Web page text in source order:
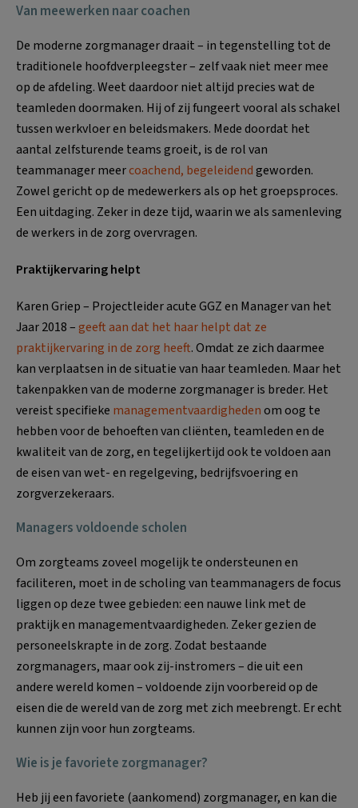
Van meewerken naar coachen
De moderne zorgmanager draait – in tegenstelling tot de
traditionele hoofdverpleegster – zelf vaak niet meer mee
op de afdeling. Weet daardoor niet altijd precies wat de
teamleden doormaken. Hij of zij fungeert vooral als schakel
tussen werkvloer en beleidsmakers. Mede doordat het
aantal zelfsturende teams groeit, is de rol van
teammanager meercoachend, begeleidendgeworden.
Zowel gericht op de medewerkers als op het groepsproces.
Een uitdaging. Zeker in deze tijd, waarin we als samenleving
de werkers in de zorg overvragen.
Praktijkervaring helpt
Karen Griep – Projectleider acute GGZ en Manager van het
Jaar 2018 –geeft aan dat het haar helpt dat ze
praktijkervaring in de zorg heeft. Omdat ze zich daarmee
kan verplaatsen in de situatie van haar teamleden. Maar het
takenpakken van de moderne zorgmanager is breder. Het
vereist specifieke managementvaardighedenom oog te
hebben voor de behoeften van cliënten, teamleden en de
kwaliteit van de zorg, en tegelijkertijd ook te voldoen aan
de eisen van wet- en regelgeving, bedrijfsvoering en
zorgverzekeraars.
Managers voldoende scholen
Om zorgteams zoveel mogelijk te ondersteunen en
faciliteren, moet in de scholing van teammanagers de focus
liggen op deze twee gebieden: een nauwe link met de
praktijk en managementvaardigheden. Zeker gezien de
personeelskrapte in de zorg. Zodat bestaande
zorgmanagers, maar ook zij-instromers – die uit een
andere wereld komen – voldoende zijn voorbereid op de
eisen die de wereld van de zorg met zich meebrengt. Er echt
kunnen zijn voor hun zorgteams.
Wie is je favoriete zorgmanager?
Heb jij een favoriete (aankomend) zorgmanager, en kan die